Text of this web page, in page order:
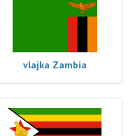
vlajka Zambia